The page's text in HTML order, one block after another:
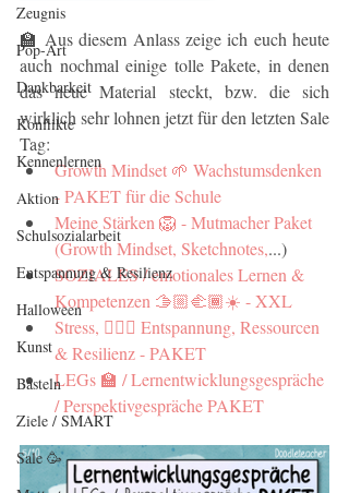
Zeugnis
Pop-Art
Dankbarkeit
Konflikte
Kennenlernen
Aktion
Schulsozialarbeit
Entspannung & Resilienz
Halloween
Kunst
Basteln
Ziele / SMART
Sale 🥳
🏫 Aus diesem Anlass zeige ich euch heute
auch nochmal einige tolle Pakete, in denen
das neue Material steckt, bzw. die sich
wirklich sehr lohnen jetzt für den letzten Sale
Tag:
Growth Mindset 🌱 Wachstumsdenken
- PAKET für die Schule
Meine Stärken 🦁 - Mutmacher Paket
(Growth Mindset, Sketchnotes,...)
SOZIALES / emotionales Lernen &
Kompetenzen 🫱🏼‍🫲🏾☀️ - XXL
Stress, 🙇🏼‍♂️ Entspannung, Ressourcen
& Resilienz - PAKET
LEGs 🏫 / Lernentwicklungsgespräche
/ Perspektivgespräche PAKET